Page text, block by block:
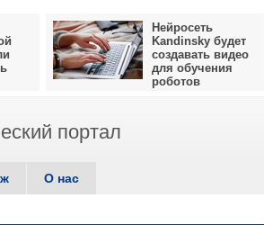
Нейросеть
Kandinsky будет
создавать видео
для обучения
роботов
портал
О нас